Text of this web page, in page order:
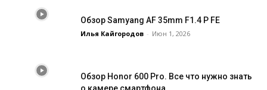
Обзор Huawei Pura 80 Ultra. Смартфон с
революционной камерой
25:54
iPhone 17 Pro Max: подробный тест камеры.
Обзор Samyang AF 35mm F1.4 P FE
Илья Кайгородов - Июн 1, 2026
Обзор Honor 600 Pro. Все что нужно знать